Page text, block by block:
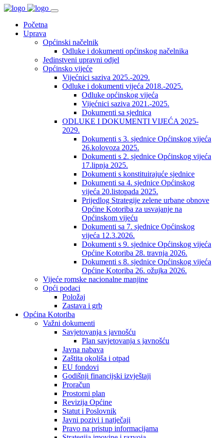
Početna
Uprava
Općinski načelnik
Odluke i dokumenti općinskog načelnika
Jedinstveni upravni odjel
Općinsko vijeće
Vijećnici saziva 2025.-2029.
Odluke i dokumenti vijeća 2018.-2025.
Odluke općinskog vijeća
Vijećnici saziva 2021.-2025.
Dokumenti sa sjednica
ODLUKE I DOKUMENTI VIJEĆA 2025-
2029.
Dokumenti s 3. sjednice Općinskog vijeća
26.kolovoza 2025.
Dokumenti s 2. sjednice Općinskog vijeća
17.lipnja 2025.
Dokumenti s konstituirajuće sjednice
Dokumenti sa 4. sjednice Općinskog
vijeća 20.listopada 2025.
Prijedlog Strategije zelene urbane obnove
Općine Kotoriba za usvajanje na
Općinskom vijeću
Dokumenti sa 7. sjednice Općinskog
vijeća 12.3.2026.
Dokumenti s 9. sjednice Općinskog vijeća
Općine Kotoriba 28. travnja 2026.
Dokumenti s 8. sjednice Općinskog vijeća
Općine Kotoriba 26. ožujka 2026.
Vijeće romske nacionalne manjine
Opći podaci
Položaj
Zastava i grb
Općina Kotoriba
Važni dokumenti
Savjetovanja s javnošću
Plan savjetovanja s javnošću
Javna nabava
Zaštita okoliša i otpad
EU fondovi
Godišnji financijski izvještaji
Proračun
Prostorni plan
Revizija Općine
Statut i Poslovnik
Javni pozivi i natječaji
Pravo na pristup informacijama